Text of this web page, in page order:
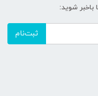
باخبر شوید:
ثبت‌نام